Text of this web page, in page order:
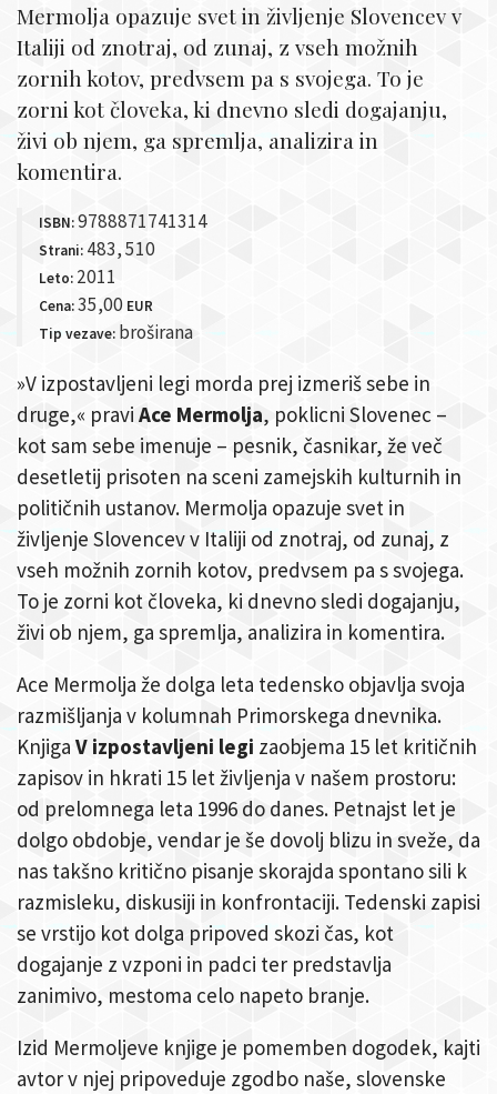
Mermolja opazuje svet in življenje Slovencev v
Italiji od znotraj, od zunaj, z vseh možnih
zornih kotov, predvsem pa s svojega. To je
zorni kot človeka, ki dnevno sledi dogajanju,
živi ob njem, ga spremlja, analizira in
komentira.
ISBN:9788871741314
Strani: 483, 510
Leto: 2011
Cena:35,00 EUR
Tip vezave: broširana
»V izpostavljeni legi morda prej izmeriš sebe in
druge,« pravi Ace Mermolja, poklicni Slovenec –
kot sam sebe imenuje – pesnik, časnikar, že več
desetletij prisoten na sceni zamejskih kulturnih in
političnih ustanov. Mermolja opazuje svet in
življenje Slovencev v Italiji od znotraj, od zunaj, z
vseh možnih zornih kotov, predvsem pa s svojega.
To je zorni kot človeka, ki dnevno sledi dogajanju,
živi ob njem, ga spremlja, analizira in komentira.
Ace Mermolja že dolga leta tedensko objavlja svoja
razmišljanja v kolumnah Primorskega dnevnika.
Knjiga V izpostavljeni legi zaobjema 15 let kritičnih
zapisov in hkrati 15 let življenja v našem prostoru:
od prelomnega leta 1996 do danes. Petnajst let je
dolgo obdobje, vendar je še dovolj blizu in sveže, da
nas takšno kritično pisanje skorajda spontano sili k
razmisleku, diskusiji in konfrontaciji. Tedenski zapisi
se vrstijo kot dolga pripoved skozi čas, kot
dogajanje z vzponi in padci ter predstavlja
zanimivo, mestoma celo napeto branje.
Izid Mermoljeve knjige je pomemben dogodek, kajti
avtor v njej pripoveduje zgodbo naše, slovenske